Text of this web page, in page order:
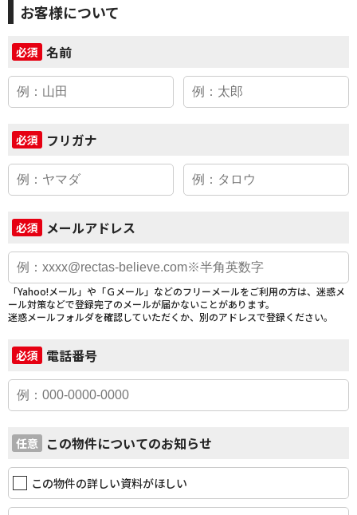
お客様について
必須 名前
必須 フリガナ
必須 メールアドレス
「Yahoo!メール」や「Ｇメール」などのフリーメールをご利用の方は、迷惑メ
ール対策などで登録完了のメールが届かないことがあります。
迷惑メールフォルダを確認していただくか、別のアドレスで登録ください。
必須 電話番号
任意 この物件についてのお知らせ
この物件の詳しい資料がほしい